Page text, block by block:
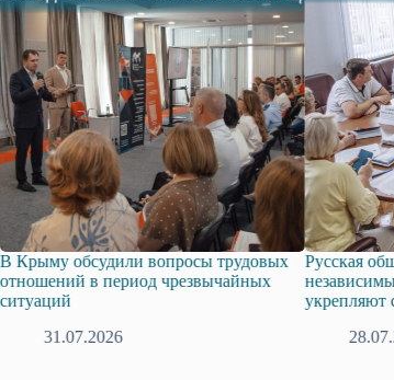
Русская община Крыма и Федерация
независимых профсоюзов Крыма
укрепляют сотрудничество
28.07.2026
знака